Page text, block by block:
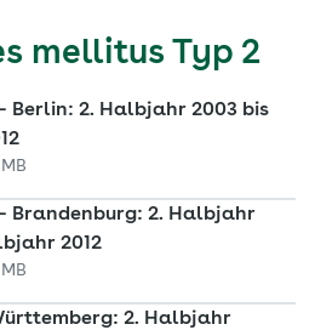
mellitus Typ 2
Berlin: 2. Halbjahr 2003 bis
Brandenburg: 2. Halbjahr
2012
2. Halbjahr